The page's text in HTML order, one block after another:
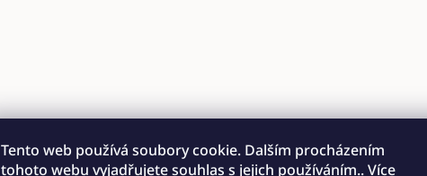
Tento web používá soubory cookie. Dalším procházením
tohoto webu vyjadřujete souhlas s jejich používáním.. Více